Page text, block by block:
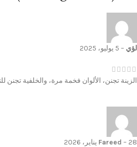
لؤي – 5 يوليو، 2025
الزينة تجنن، الألوان فخمة مرة، والخلفية تجنن
Fareed – 28 يناير، 2026